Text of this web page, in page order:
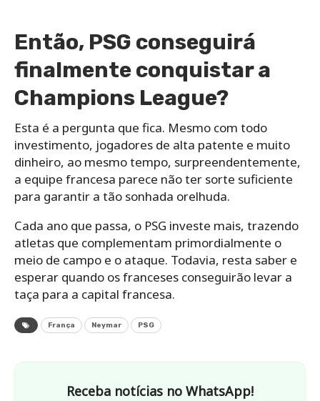
Então, PSG conseguirá
finalmente conquistar a
Champions League?
Esta é a pergunta que fica. Mesmo com todo
investimento, jogadores de alta patente e muito
dinheiro, ao mesmo tempo, surpreendentemente,
a equipe francesa parece não ter sorte suficiente
para garantir a tão sonhada orelhuda.
Cada ano que passa, o PSG investe mais, trazendo
atletas que complementam primordialmente o
meio de campo e o ataque. Todavia, resta saber e
esperar quando os franceses conseguirão levar a
taça para a capital francesa.
França Neymar PSG
Receba notícias no WhatsApp!